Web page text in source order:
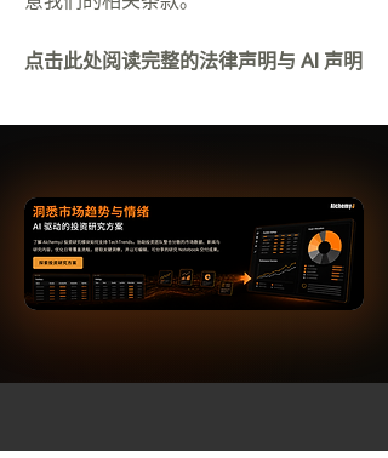
点击此处阅读完整的法律声明与 AI 声明